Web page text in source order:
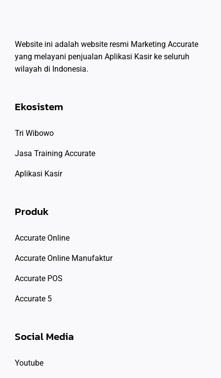
Website ini adalah website resmi Marketing Accurate
yang melayani penjualan Aplikasi Kasir ke seluruh
wilayah di Indonesia.
Ekosistem
Tri Wibowo
Jasa Training Accurate
Aplikasi Kasir
Produk
Accurate Online
Accurate Online Manufaktur
Accurate POS
Accurate 5
Social Media
Youtube